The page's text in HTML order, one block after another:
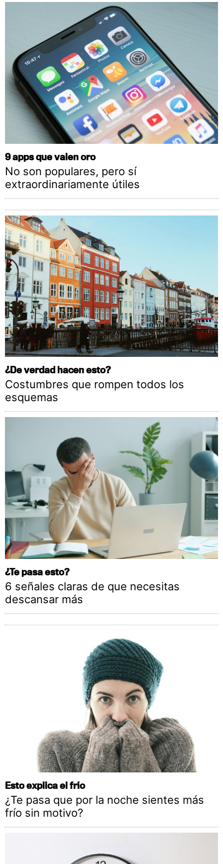
9 apps que valen oro
No son populares, pero sí
extraordinariamente útiles
¿De verdad hacen esto?
Costumbres que rompen todos los
esquemas
¿Te pasa esto?
6 señales claras de que necesitas
descansar más
Esto explica el frío
¿Te pasa que por la noche sientes más
frío sin motivo?